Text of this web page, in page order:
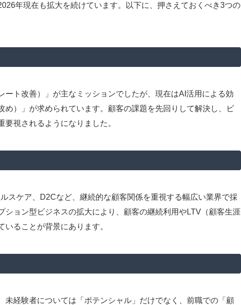
年現在も拡大を続けています。以下に、押さえておくべき3つの
ート改善）」が主なミッションでしたが、現在はAI活用による効
め）」が求められています。顧客の課題を先回りして解決し、ビ
視されるようになりました。
スケア、D2Cなど、継続的な顧客関係を重視する幅広い業界で採
ション型ビジネスの拡大により、顧客の継続利用やLTV（顧客生涯
ることが背景にあります。
未経験者については「ポテンシャル」だけでなく、前職での「顧